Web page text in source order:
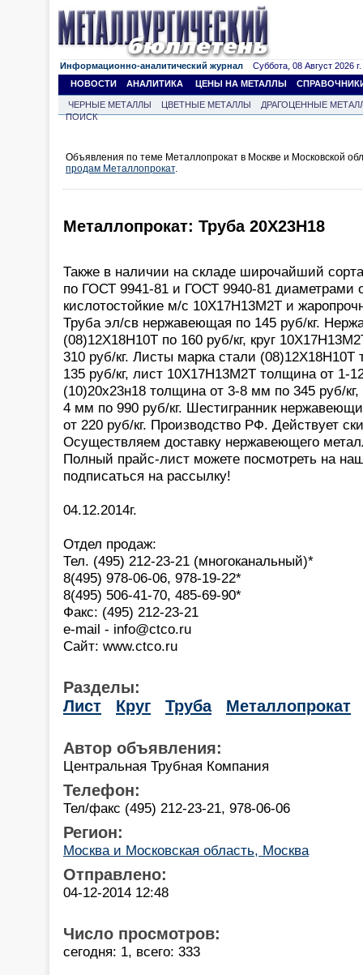
Информационно-аналитический журнал Суббота, 08 Август 2026 г.
НОВОСТИ
АНАЛИТИКА ЦЕНЫ НА МЕТАЛЛЫ
ЧЕРНЫЕ МЕТАЛЛЫ ЦВЕТНЫЕ МЕТАЛЛЫ
ДРАГОЦЕННЫЕ
ПОИСК
Объявления по теме Металлопрокат в Москве и Московской
продам Металлопрокат.
Металлопрокат: Труба 20Х23Н18
Также в наличии на складе широчайший
по ГОСТ 9941-81 и ГОСТ 9940-81 диаметрами
кислотостойкие м/с 10Х17Н13М2Т и
Труба эл/св нержавеющая по 145 руб/кг.
(08)12Х18Н10Т по 160 руб/кг, круг
310 руб/кг. Листы марка стали
135 руб/кг, лист 10Х17Н13М2Т толщина от 1-
(10)20х23н18 толщина от 3-8 мм по 345 руб/
4 мм по 990 руб/кг. Шестигранник
от 220 руб/кг. Производство РФ. Действует
Осуществляем доставку нержавеющего
Полный прайс-лист можете посмотреть на
подписаться на рассылку!
04.12.2014г.
Отдел продаж:
Тел. (495) 212-23-21 (многоканальный)*
8(495) 978-06-06, 978-19-22*
8(495) 506-41-70, 485-69-90*
Факс: (495) 212-23-21
e-mail - info@ctco.ru
Сайт: www.ctco.ru
Разделы:
Лист
Круг Труба Металлопрокат
Автор объявления:
Центральная Трубная Компания
Телефон:
Тел/факс (495) 212-23-21, 978-06-06
Регион:
Москва и Московская область, Москва
Отправлено:
04-12-2014 12:48
Число просмотров:
сегодня: 1, всего: 333